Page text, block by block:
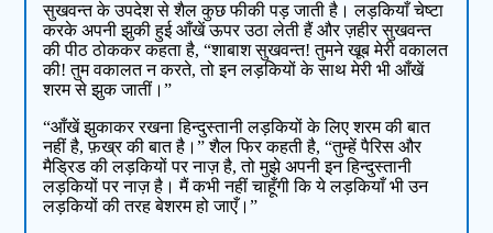
सुखवन्त के उपदेश से शैल कुछ फीकी पड़ जाती है। लड़कियाँ चेष्टा
करके अपनी झुकी हुई आँखें ऊपर उठा लेती हैं और ज़हीर सुखवन्त
की पीठ ठोककर कहता है, “शाबाश सुखवन्त! तुमने खूब मेरी वकालत
की! तुम वकालत न करते, तो इन लड़कियों के साथ मेरी भी आँखें
शरम से झुक जातीं।”
“आँखें झुकाकर रखना हिन्दुस्तानी लड़कियों के लिए शरम की बात
नहीं है, फ़ख्र की बात है।” शैल फिर कहती है, “तुम्हें पैरिस और
मैड्रिड की लड़कियों पर नाज़ है, तो मुझे अपनी इन हिन्दुस्तानी
लड़कियों पर नाज़ है। मैं कभी नहीं चाहूँगी कि ये लड़कियाँ भी उन
लड़कियों की तरह बेशरम हो जाएँ।”